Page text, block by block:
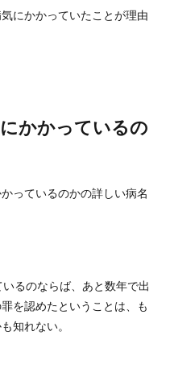
にかかっていたことが理由
かかっているの
っているのかの詳しい病名
るのならば、あと数年で出
を認めたということは、も
知れない。